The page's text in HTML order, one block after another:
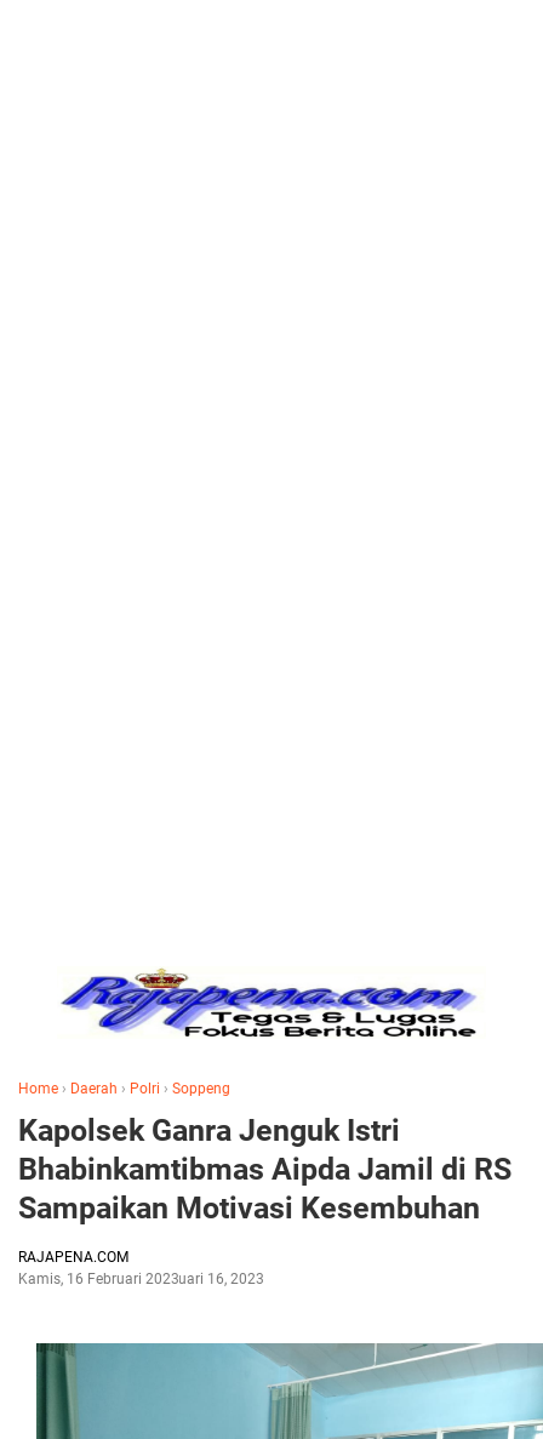
Home › Daerah › Polri › Soppeng
Kapolsek Ganra Jenguk Istri
Bhabinkamtibmas Aipda Jamil di RS
Sampaikan Motivasi Kesembuhan
RAJAPENA.COM
Kamis, 16 Februari 2023Februari 16, 2023